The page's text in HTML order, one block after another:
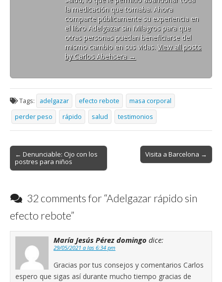
la medicación que tomaba. Ahora
comparte públicamente su experiencia en
el libro Adelgazar sin Milagros para que
otras personas puedan beneficiarse del
mismo cambio en sus vidas. View all posts
by Carlos Abehsera →
Tags: adelgazar efecto rebote
masa corporal
perder peso
rápido salud testimonios
Post
navigation
← Denunciable: Ojo con los
postres para niños
Visita a Barcelona →
32 comments for “Adelgazar rápido sin
efecto rebote”
María Jesús Pérez domingo dice:
29/05/2021 a las 6:34 pm
Gracias por tus consejos y comentarios Carlos
espero que sigas así durante mucho tiempo gracias de